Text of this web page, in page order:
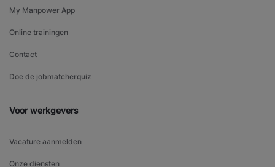
My Manpower App
Online trainingen
Contact
Doe de jobmatcherquiz
Voor werkgevers
Vacature aanmelden
Onze diensten